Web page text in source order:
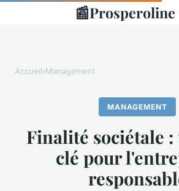
📰Prosperoline
Accueil›Management
MANAGEMENT
Finalité sociétale
clé pour